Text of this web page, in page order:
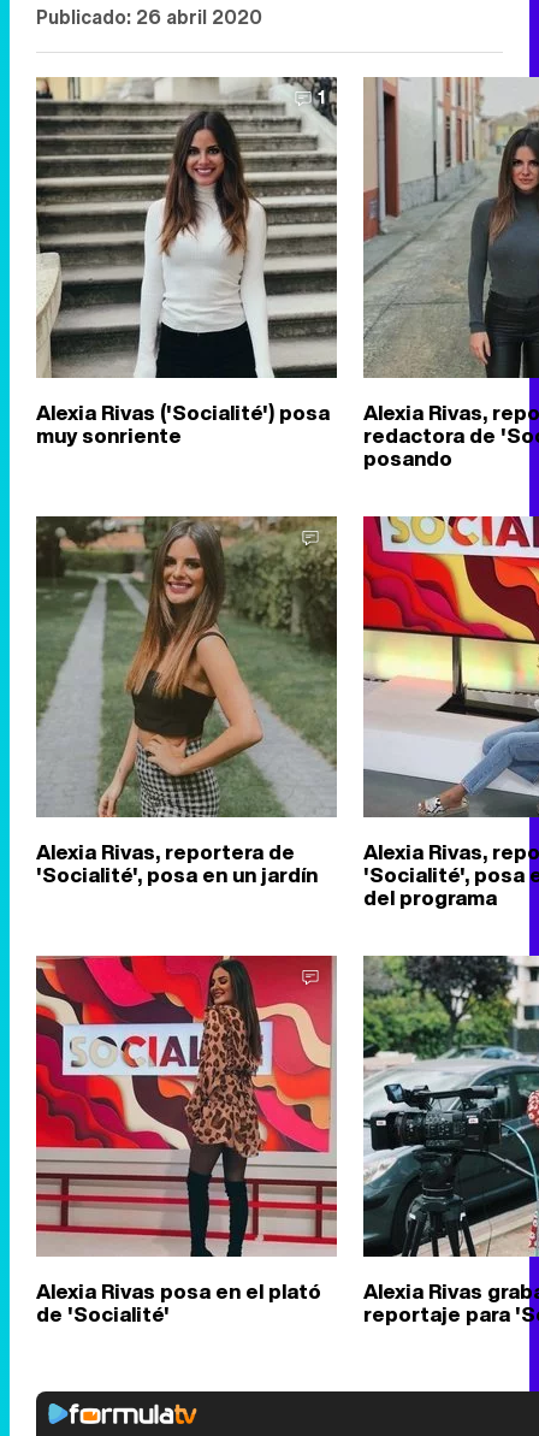
Publicado: 26 abril 2020
1
Alexia Rivas ('Socialité') posa
muy sonriente
Alexia Rivas,
redactora de
posando
Alexia Rivas, reportera de
'Socialité', posa en un jardín
Alexia Rivas,
'Socialité', posa
del programa
Alexia Rivas posa en el plató
de 'Socialité'
Alexia Rivas
reportaje para